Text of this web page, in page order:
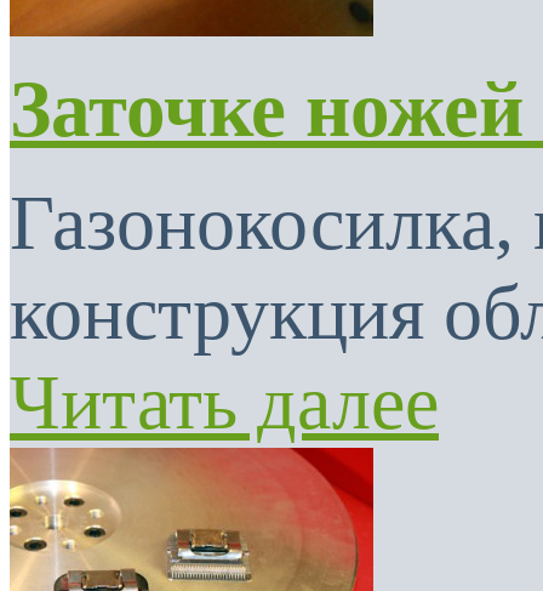
Заточке
конструкция
Читать далее